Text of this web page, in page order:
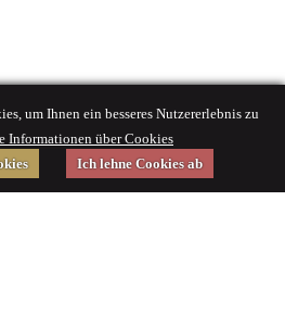
um Ihnen ein besseres Nutzererlebnis zu
Informationen über Cookies
Ich lehne Cookies ab